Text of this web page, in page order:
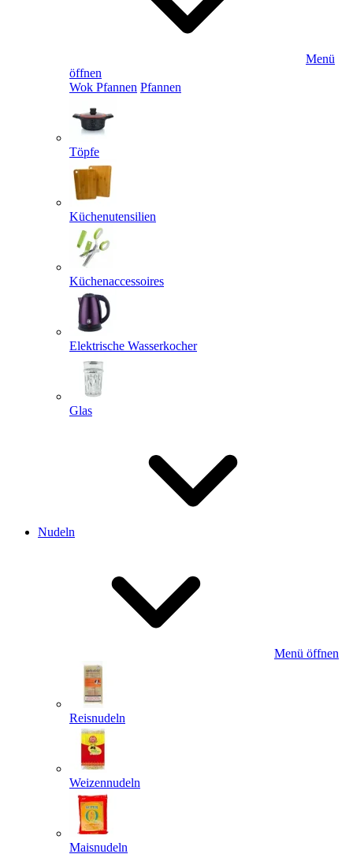
Menü
öffnen
Wok Pfannen Pfannen
Töpfe
Küchenutensilien
Küchenaccessoires
Elektrische Wasserkocher
Glas
Nudeln
Menü öffnen
Reisnudeln
Weizennudeln
Maisnudeln